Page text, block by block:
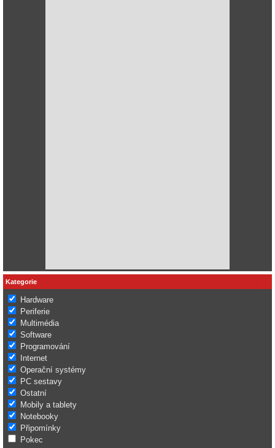
Kategorie
Hardware
Periferie
Multimédia
Software
Programování
Internet
Operační systémy
PC sestavy
Ostatní
Mobily a tablety
Notebooky
Připomínky
Pokec